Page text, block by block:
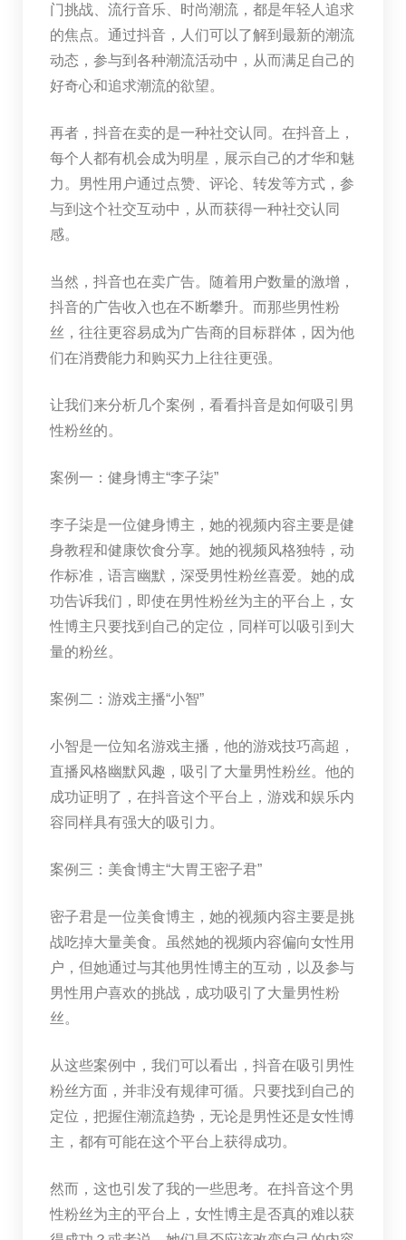
门挑战、流行音乐、时尚潮流，都是年轻人追求
的焦点。通过抖音，人们可以了解到最新的潮流
动态，参与到各种潮流活动中，从而满足自己的
好奇心和追求潮流的欲望。
再者，抖音在卖的是一种社交认同。在抖音上，
每个人都有机会成为明星，展示自己的才华和魅
力。男性用户通过点赞、评论、转发等方式，参
与到这个社交互动中，从而获得一种社交认同
感。
当然，抖音也在卖广告。随着用户数量的激增，
抖音的广告收入也在不断攀升。而那些男性粉
丝，往往更容易成为广告商的目标群体，因为他
们在消费能力和购买力上往往更强。
让我们来分析几个案例，看看抖音是如何吸引男
性粉丝的。
案例一：健身博主“李子柒”
李子柒是一位健身博主，她的视频内容主要是健
身教程和健康饮食分享。她的视频风格独特，动
作标准，语言幽默，深受男性粉丝喜爱。她的成
功告诉我们，即使在男性粉丝为主的平台上，女
性博主只要找到自己的定位，同样可以吸引到大
量的粉丝。
案例二：游戏主播“小智”
小智是一位知名游戏主播，他的游戏技巧高超，
直播风格幽默风趣，吸引了大量男性粉丝。他的
成功证明了，在抖音这个平台上，游戏和娱乐内
容同样具有强大的吸引力。
案例三：美食博主“大胃王密子君”
密子君是一位美食博主，她的视频内容主要是挑
战吃掉大量美食。虽然她的视频内容偏向女性用
户，但她通过与其他男性博主的互动，以及参与
男性用户喜欢的挑战，成功吸引了大量男性粉
丝。
从这些案例中，我们可以看出，抖音在吸引男性
粉丝方面，并非没有规律可循。只要找到自己的
定位，把握住潮流趋势，无论是男性还是女性博
主，都有可能在这个平台上获得成功。
然而，这也引发了我的一些思考。在抖音这个男
性粉丝为主的平台上，女性博主是否真的难以获